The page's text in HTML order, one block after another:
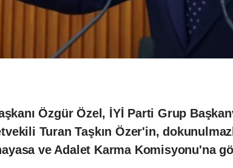
Özgür Özel, İYİ Parti Grup
Turan Taşkın Özer'in,
ve Adalet Karma Komisyonu'na